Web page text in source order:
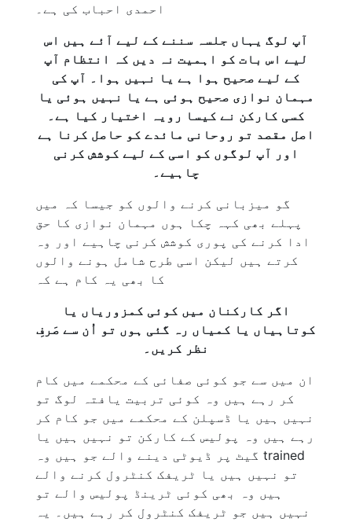
احمدی احباب کی ہے۔
آپ لوگ یہاں جلسہ سننے کے لیے آئے ہیں اس
لیے اس بات کو اہمیت نہ دیں کہ انتظام آپ
کے لیے صحیح ہوا ہے یا نہیں ہوا۔ آپ کی
مہمان نوازی صحیح ہوئی ہے یا نہیں ہوئی یا
کسی کارکن نے کیسا رویہ اختیار کیا ہے۔
اصل مقصد تو روحانی مائدے کو حاصل کرنا ہے
اور آپ لوگوں کو اسی کے لیے کوشش کرنی
چاہیے۔
گو میزبانی کرنے والوں کو جیسا کہ میں
پہلے بھی کہہ چکا ہوں مہمان نوازی کا حق
ادا کرنے کی پوری کوشش کرنی چاہیے اور وہ
کرتے ہیں لیکن اسی طرح شامل ہونے والوں
کا بھی یہ کام ہے کہ
اگر کارکنان میں کوئی کمزوریاں یا
کوتاہیاں یا کمیاں رہ گئی ہوں تو اُن سے صَرفِ
نظر کریں۔
ان میں سے جو کوئی صفائی کے محکمے میں کام
کر رہے ہیں وہ کوئی تربیت یافتہ لوگ تو
نہیں ہیں یا ڈسپلن کے محکمے میں جو کام کر
رہے ہیں وہ پولیس کے کارکن تو نہیں ہیں یا
گیٹ پر ڈیوٹی دینے والے جو ہیں وہ trained
تو نہیں ہیں یا ٹریفک کنٹرول کرنے والے
ہیں وہ بھی کوئی ٹرینڈ پولیس والے تو
نہیں ہیں جو ٹریفک کنٹرول کر رہے ہیں۔ یہ